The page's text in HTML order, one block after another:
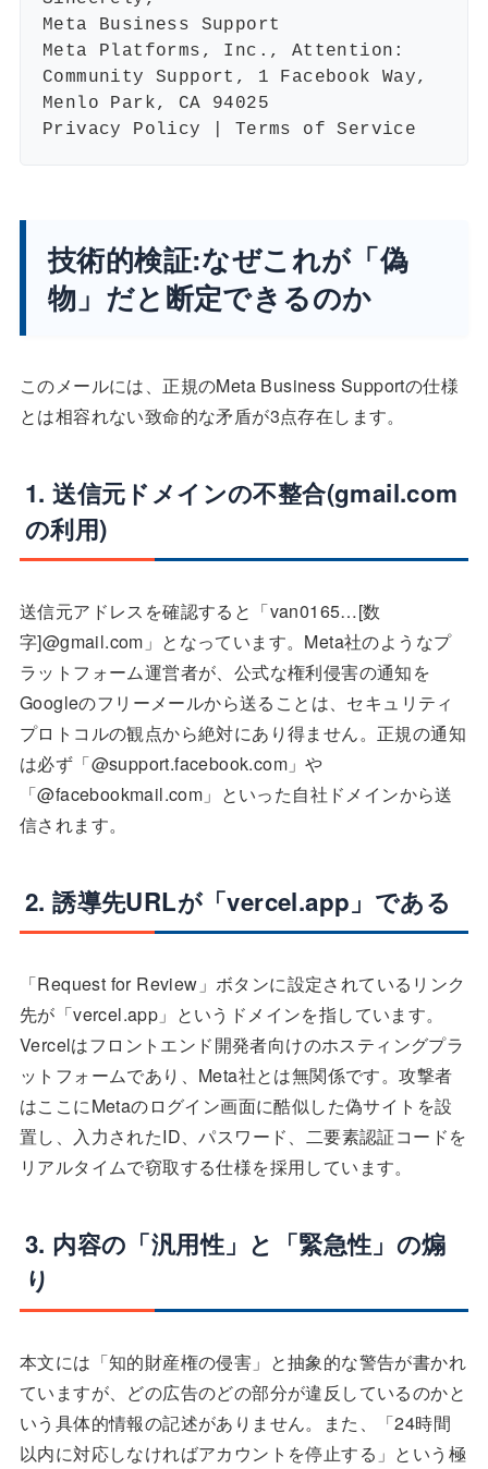
Meta Business Support
Meta Platforms, Inc., Attention:
Community Support, 1 Facebook Way,
Menlo Park, CA 94025
Privacy Policy | Terms of Service
技術的検証:なぜこれが「偽
物」だと断定できるのか
このメールには、正規のMeta Business Supportの仕様
とは相容れない致命的な矛盾が3点存在します。
1. 送信元ドメインの不整合(gmail.com
の利用)
送信元アドレスを確認すると「van0165…[数
字]@gmail.com」となっています。Meta社のようなプ
ラットフォーム運営者が、公式な権利侵害の通知を
Googleのフリーメールから送ることは、セキュリティ
プロトコルの観点から絶対にあり得ません。正規の通知
は必ず「@support.facebook.com」や
「@facebookmail.com」といった自社ドメインから送
信されます。
2. 誘導先URLが「vercel.app」である
「Request for Review」ボタンに設定されているリンク
先が「vercel.app」というドメインを指しています。
Vercelはフロントエンド開発者向けのホスティングプラ
ットフォームであり、Meta社とは無関係です。攻撃者
はここにMetaのログイン画面に酷似した偽サイトを設
置し、入力されたID、パスワード、二要素認証コードを
リアルタイムで窃取する仕様を採用しています。
3. 内容の「汎用性」と「緊急性」の煽
り
本文には「知的財産権の侵害」と抽象的な警告が書かれ
ていますが、どの広告のどの部分が違反しているのかと
いう具体的情報の記述がありません。また、「24時間
以内に対応しなければアカウントを停止する」という極